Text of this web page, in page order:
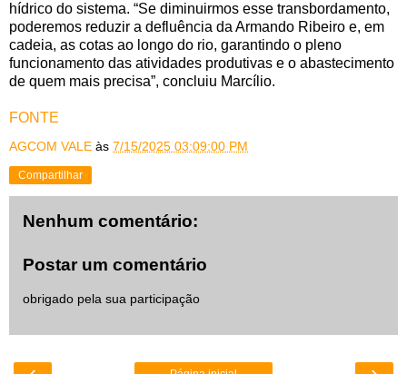
hídrico do sistema. “Se diminuirmos esse transbordamento,
poderemos reduzir a defluência da Armando Ribeiro e, em
cadeia, as cotas ao longo do rio, garantindo o pleno
funcionamento das atividades produtivas e o abastecimento
de quem mais precisa”, concluiu Marcílio.
FONTE
AGCOM VALE às 7/15/2025 03:09:00 PM
Compartilhar
Nenhum comentário:
Postar um comentário
obrigado pela sua participação